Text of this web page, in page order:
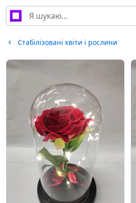
Стабілізовані квіти і рослини